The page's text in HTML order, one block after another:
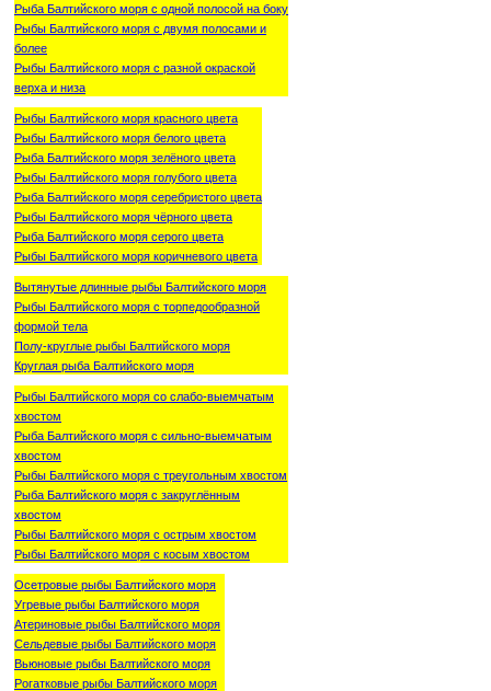
Рыба Балтийского моря с одной полосой на боку
Рыбы Балтийского моря с двумя полосами и
более
Рыбы Балтийского моря с разной окраской
верха и низа
Рыбы Балтийского моря красного цвета
Рыбы Балтийского моря белого цвета
Рыба Балтийского моря зелёного цвета
Рыбы Балтийского моря голубого цвета
Рыба Балтийского моря серебристого цвета
Рыбы Балтийского моря чёрного цвета
Рыба Балтийского моря серого цвета
Рыбы Балтийского моря коричневого цвета
Вытянутые длинные рыбы Балтийского моря
Рыбы Балтийского моря с торпедообразной
формой тела
Полу-круглые рыбы Балтийского моря
Круглая рыба Балтийского моря
Рыбы Балтийского моря со слабо-выемчатым
хвостом
Рыба Балтийского моря с сильно-выемчатым
хвостом
Рыбы Балтийского моря с треугольным хвостом
Рыба Балтийского моря с закруглённым
хвостом
Рыбы Балтийского моря с острым хвостом
Рыбы Балтийского моря с косым хвостом
Осетровые рыбы Балтийского моря
Угревые рыбы Балтийского моря
Атериновые рыбы Балтийского моря
Сельдевые рыбы Балтийского моря
Вьюновые рыбы Балтийского моря
Рогатковые рыбы Балтийского моря